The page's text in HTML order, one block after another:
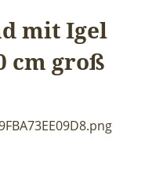
mit Igel
cm groß